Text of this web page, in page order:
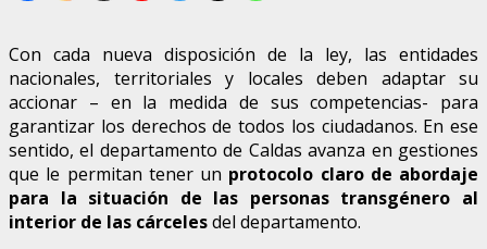
Con cada nueva disposición de la ley, las entidades
nacionales, territoriales y locales deben adaptar su
accionar – en la medida de sus competencias- para
garantizar los derechos de todos los ciudadanos. En ese
sentido, el departamento de Caldas avanza en gestiones
que le permitan tener un protocolo claro de abordaje
para la situación de las personas transgénero al
interior de las cárcelesdel departamento.